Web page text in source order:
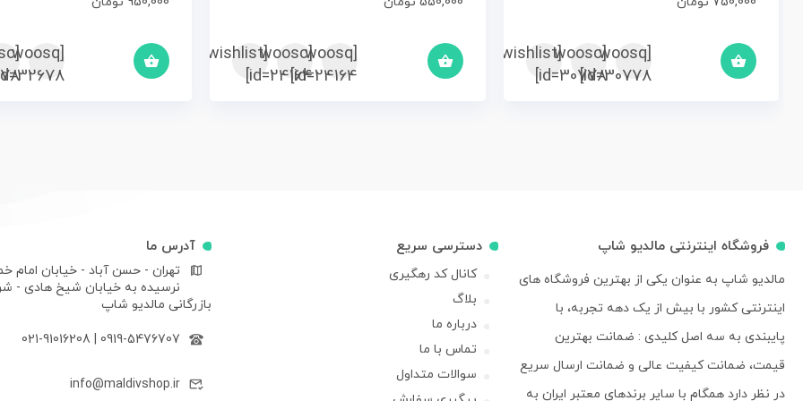
[yith_wcwl_add_to_wishlist]
[woosc
id=30778]
[woosq
id=30778]
[yith_wcwl_add_to_wishlist]
[woosc
id=24164]
[woosq
id=24164]
[woosq
فروشگاه اینترنتی مالدیو شاپ
مالدیو شاپ به عنوان یکی از بهترین فروشگاه های
اینترنتی کشور با بیش از یک دهه تجربه، با
پایبندی به سه اصل کلیدی : ضمانت بهترین
قیمت، ضمانت کیفیت عالی و ضمانت ارسال سریع
در نظر دارد همگام با سایر برندهای معتبر ایران به
دسترسی سریع
کانال کد رهگیری
بلاگ
درباره ما
تماس با ما
سوالات متداول
آدرس ما
تهران - حسن آباد - خیابان امام
نرسیده به خیابان شیخ هادی -
بازرگانی مالدیو شاپ
0919-5476707
|
021-91016208
info@maldivshop.ir